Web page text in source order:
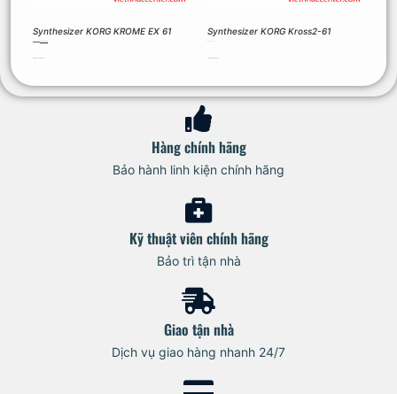
Synthesizer KORG KROME EX 61 Synthesizer KORG Kross2-61
Hàng chính hãng
Bảo hành linh kiện chính hãng
Kỹ thuật viên chính hãng
Bảo trì tận nhà
Giao tận nhà
Dịch vụ giao hàng nhanh 24/7